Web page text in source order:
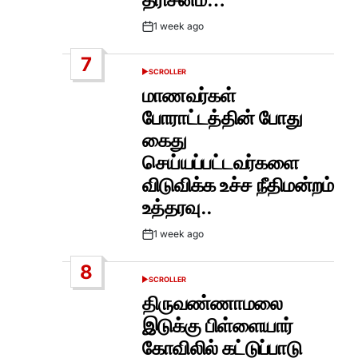
Post1 week ago
7
POSTED
SCROLLER
மாணவர்கள்
போராட்டத்தின் போது
கைது
செய்யப்பட்டவர்களை
விடுவிக்க உச்ச நீதிமன்றம்
உத்தரவு..
Post1 week ago
8
POSTED
SCROLLER
திருவண்ணாமலை
இடுக்கு பிள்ளையார்
கோவிலில் கட்டுப்பாடு